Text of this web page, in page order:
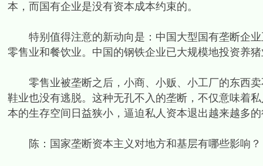
本，而国有企业是没有资本成本约束的。
特别值得注意的新动向是：中国大型国有垄断企业
零售业和餐饮业。中国的钢铁企业已大规模地投资养
零售业被垄断之后，小商、小贩、小工厂的东西卖
鞋业也没有逃脱。这种无孔不入的垄断，不仅意味着
本的生存空间日益狭小，逼迫私人资本退出越来越多
陈：国家垄断资本主义对地方和基层有哪些影响？